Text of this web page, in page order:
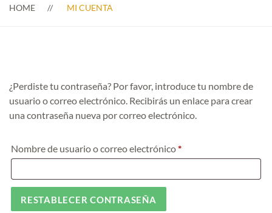
HOME MI CUENTA
¿Perdiste tu contraseña? Por favor, introduce tu nombre de
usuario o correo electrónico. Recibirás un enlace para crear
una contraseña nueva por correo electrónico.
Nombre de usuario o correo electrónico*Obligatorio
RESTABLECER CONTRASEÑA